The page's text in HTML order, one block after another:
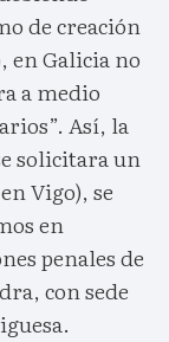
de creación
en Galicia no
a medio
Así, la
solicitara un
Vigo), se
en
penales de
con sede